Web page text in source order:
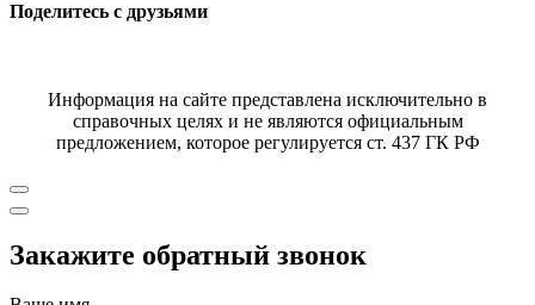
Поделитесь с друзьями
Информация на сайте представлена исключительно в
справочных целях и не являются официальным
предложением, которое регулируется ст. 437 ГК РФ
Закажите обратный звонок